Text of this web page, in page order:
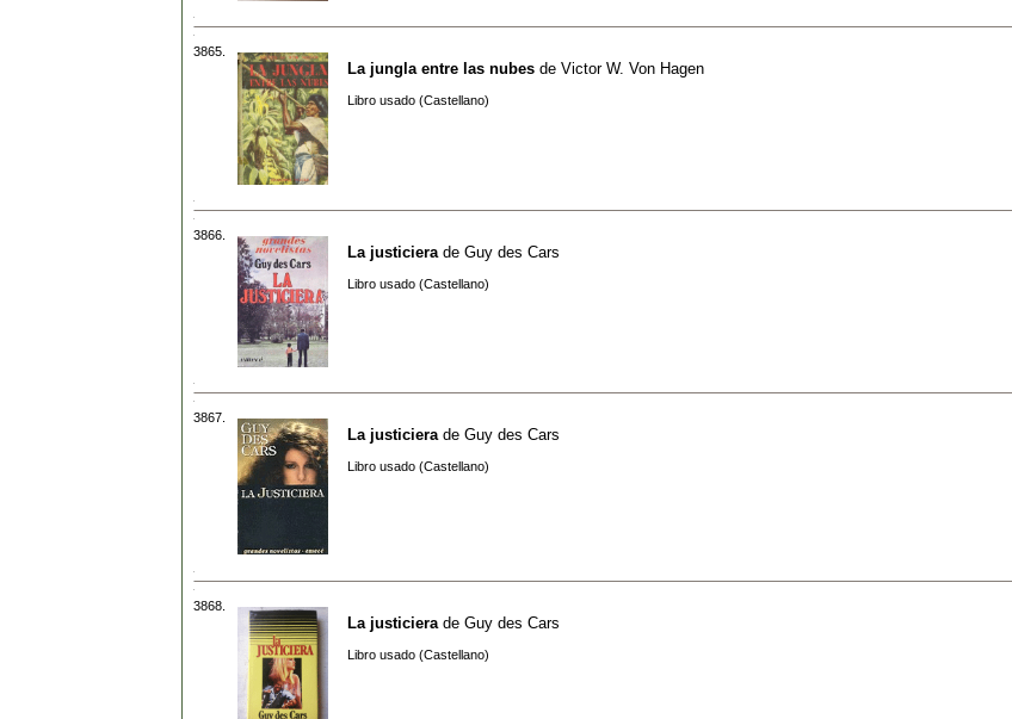
3865.
La jungla entre las nubes de Victor W. Von Hagen
Libro usado (Castellano)
3866.
La justiciera de Guy des Cars
Libro usado (Castellano)
3867.
La justiciera de Guy des Cars
Libro usado (Castellano)
3868.
La justiciera de Guy des Cars
Libro usado (Castellano)